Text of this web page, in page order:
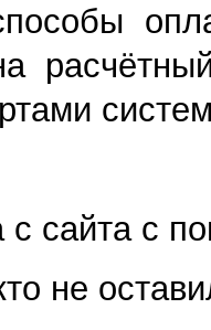
с сайта с
не